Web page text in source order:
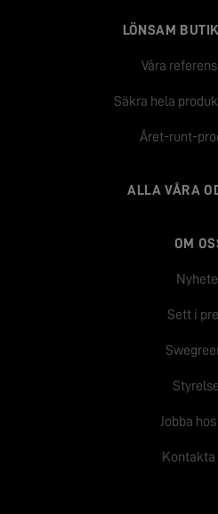
LÖNSAM
Våra
Säkra hela
Året-runt-
ALLA VÅRA
OM
Sett i
Jobba
Kontakta